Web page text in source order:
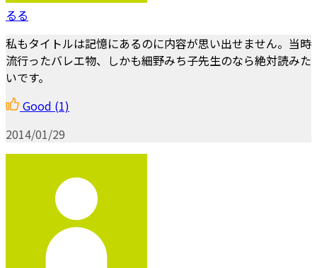
るる
私もタイトルは記憶にあるのに内容が思い出せません。当時
流行ったバレエ物、しかも細野みち子先生のなら絶対読みた
いです。
Good (1)
2014/01/29